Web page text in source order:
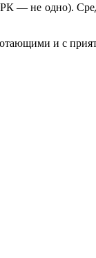
— не одно).
и с